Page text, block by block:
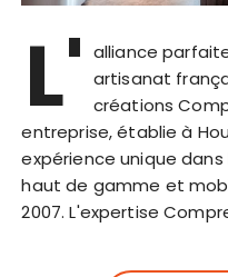
L' alliance
artisanat
créations
entreprise, établie à
expérience unique
haut de gamme et
2007. L'expertise